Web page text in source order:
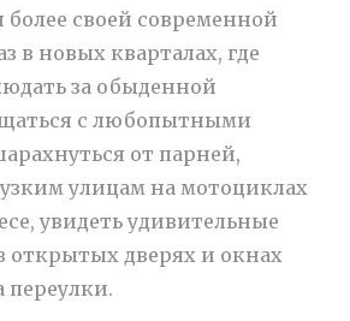
более своей современной
в новых кварталах, где
за обыденной
с любопытными
от парней,
улицам на мотоциклах
увидеть удивительные
открытых дверях и окнах